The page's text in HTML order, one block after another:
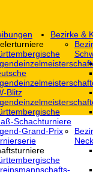
Blitz
Schachturniere
Grand-Prix
Bezirke &